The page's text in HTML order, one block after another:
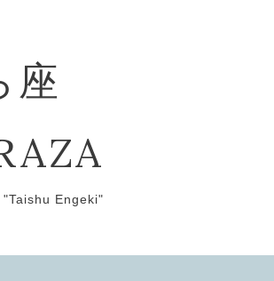
座
Engeki"